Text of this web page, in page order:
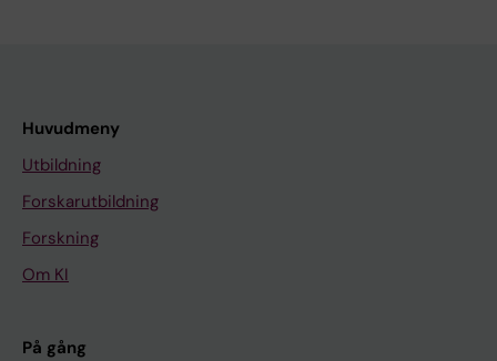
Huvudmeny
Utbildning
Forskarutbildning
Forskning
Om KI
På gång